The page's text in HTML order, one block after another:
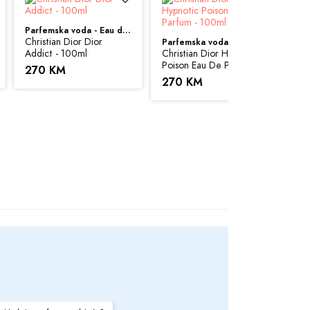
koristi sve svoje resurse da Vam svi artikli na
garantovati da su sve navedene
Parfemska voda - Eau de Parfum (EDP)
Christian Dior Dior
Addict - 100ml
270 KM
Christian Dior Hypnotic
Poison Eau De Parfum -
100ml
270 KM